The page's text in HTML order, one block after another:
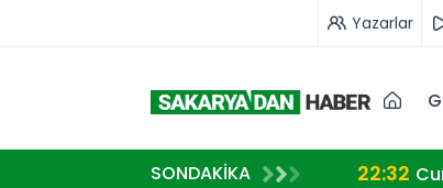
Yazarlar
SONDAKİKA 22:32